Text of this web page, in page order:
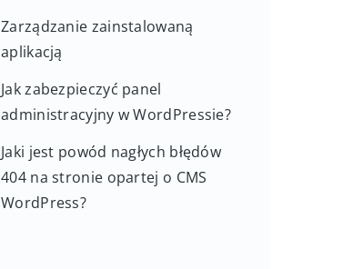
Zarządzanie zainstalowaną
aplikacją
Jak zabezpieczyć panel
administracyjny w WordPressie?
Jaki jest powód nagłych błędów
404 na stronie opartej o CMS
WordPress?